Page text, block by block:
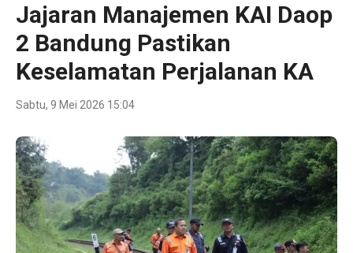
Jajaran Manajemen KAI Daop
2 Bandung Pastikan
Keselamatan Perjalanan KA
Sabtu, 9 Mei 2026 15:04